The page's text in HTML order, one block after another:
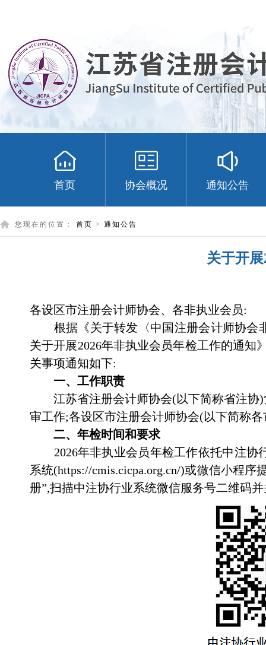
首页 协会概况 通知公告
您现在的位置： 首页 > 通知公告
关于开
各设区市注册会计师协会、各非执业会员:
根据《关于转发〈中国注册会计师协
关于开展2026年非执业会员年检工作的通知
关事项通知如下:
一、工作职责
江苏省注册会计师协会(以下简称省注
审工作;各设区市注册会计师协会(以下简称
二、年检时间和要求
2026年非执业会员年检工作依托中注协
系统(https://cmis.cicpa.org.cn/)或微信小程序
册”,扫描中注协行业系统微信服务号二维码